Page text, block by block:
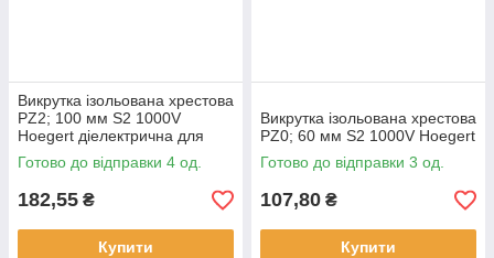
Викрутка ізольована хрестова
PZ2; 100 мм S2 1000V
Hoegert діелектрична для
електрика
Готово до відправки 4 од.
182,55 ₴
Купити
Викрутка ізольована хрестова
PZ0; 60 мм S2 1000V Hoegert
Готово до відправки 3 од.
107,80 ₴
Купити